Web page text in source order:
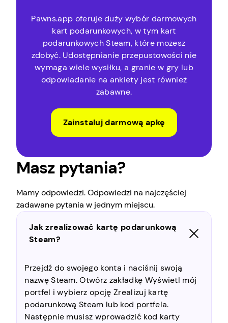
Pawns.app oferuje duży wybór darmowych
kart podarunkowych, w tym kart
podarunkowych Steam, które możesz
zdobyć. Udostępnianie przepustowości nie
wymaga wiele wysiłku, a granie w gry lub
odpowiadanie na ankiety jest również
zabawne.
Zainstaluj darmową apkę
Masz pytania?
Mamy odpowiedzi. Odpowiedzi na najczęściej
zadawane pytania w jednym miejscu.
Jak zrealizować kartę podarunkową
Steam?
Przejdź do swojego konta i naciśnij swoją
nazwę Steam. Otwórz zakładkę Wyświetl mój
portfel i wybierz opcję Zrealizuj kartę
podarunkową Steam lub kod portfela.
Następnie musisz wprowadzić kod karty